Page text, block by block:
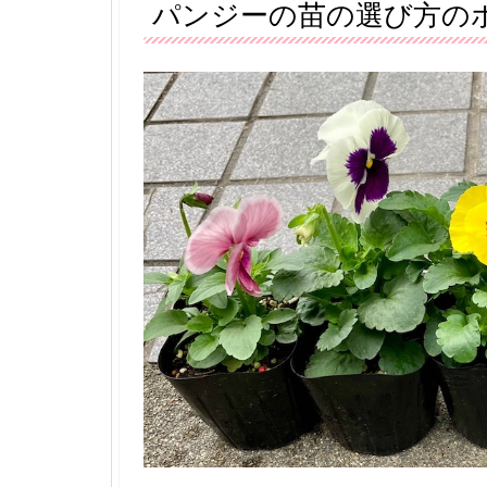
パンジーの苗の選び方の